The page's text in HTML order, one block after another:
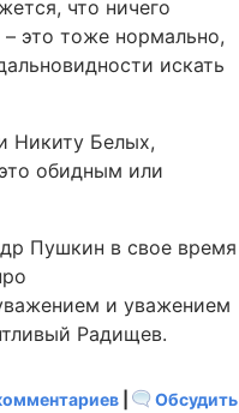
что ничего
– это тоже нормально,
искать
Никиту Белых,
обидным или
Пушкин в свое время
и уважением
Радищев.
Обсудить